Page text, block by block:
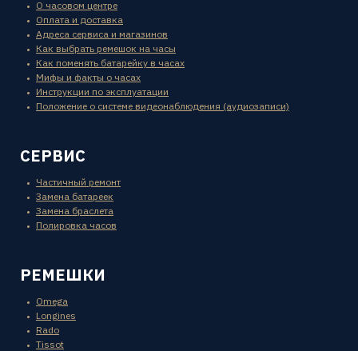
О часовом центре
Оплата и доставка
Адреса сервиса и магазинов
Как выбрать ремешок на часы
Как поменять батарейку в часах
Мифы и факты о часах
Инструкции по эксплуатации
Положение о системе видеонаблюдения (аудиозаписи)
СЕРВИС
Частичный ремонт
Замена батареек
Замена браслета
Полировка часов
РЕМЕШКИ
Omega
Longines
Rado
Tissot